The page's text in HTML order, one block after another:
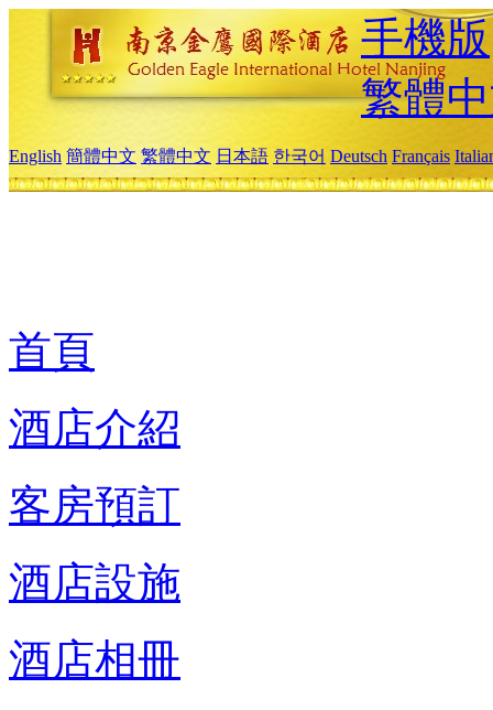
手機版
繁體
English 簡體中文 繁體中文 日本語 한국어 Deutsch Français
首頁
酒店介紹
客房預訂
酒店設施
酒店相冊